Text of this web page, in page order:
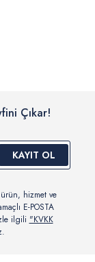
Çıkar!
KAYIT OL
ürün, hizmet ve
E-POSTA
ilgili "KVKK